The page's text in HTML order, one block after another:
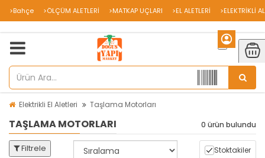
>Bahçe >ÖLÇÜM ALETLERİ >MATKAP UÇLARI >EL ALETLERİ >ELEKTRİKLİ
Elektrikli El Aletleri Taşlama Motorları
TAŞLAMA MOTORLARI 0 ürün bulundu
Filtrele Stoktakiler